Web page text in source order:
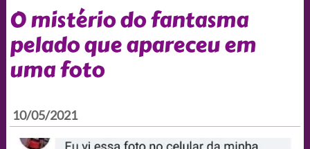
O mistério do fantasma
pelado que apareceu em
uma foto
10/05/2021